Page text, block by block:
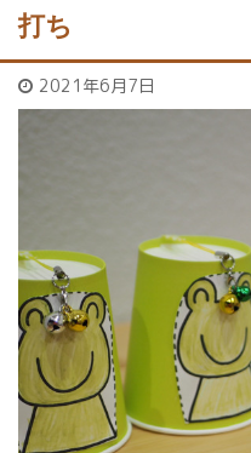
打ち
2021年6月7日